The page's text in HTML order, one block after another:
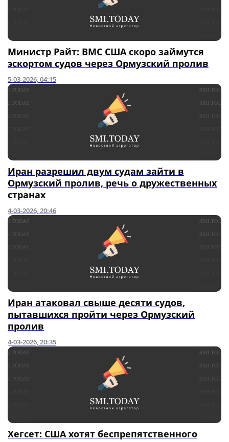
Министр Райт: ВМС США скоро займутся
эскортом судов через Ормузский пролив
5-03-2026, 04:15
Иран разрешил двум судам зайти в
Ормузский пролив, речь о дружественных
странах
4-03-2026, 20:46
Иран атаковал свыше десяти судов,
пытавшихся пройти через Ормузский
пролив
4-03-2026, 20:35
Хегсет: США хотят беспрепятственного